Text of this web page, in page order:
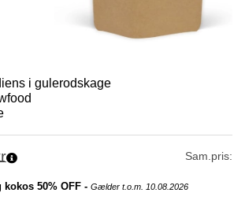
i gulerodskage
Sam.pris:
50% OFF - Gælder t.o.m. 10.08.2026